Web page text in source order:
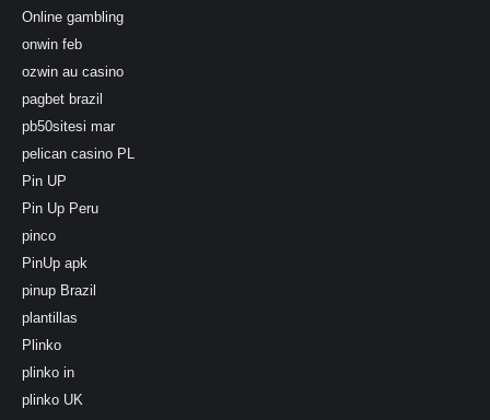
Online gambling
onwin feb
ozwin au casino
pagbet brazil
pb50sitesi mar
pelican casino PL
Pin UP
Pin Up Peru
pinco
PinUp apk
pinup Brazil
plantillas
Plinko
plinko in
plinko UK